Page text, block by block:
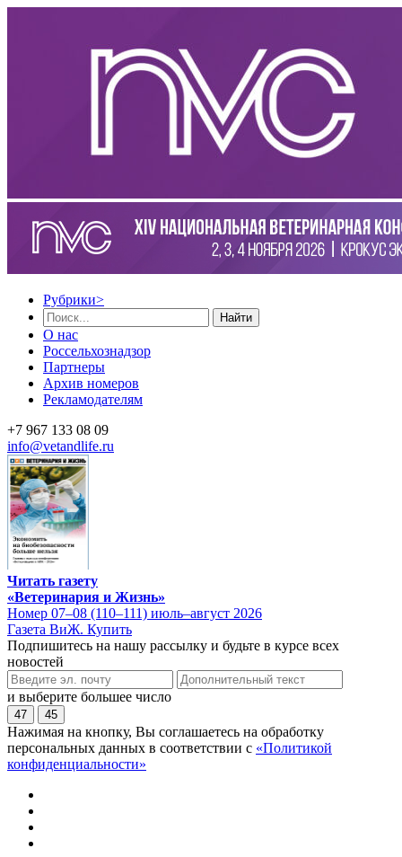
Рубрики>
Найти
О нас
Россельхознадзор
Партнеры
Архив номеров
Рекламодателям
+7 967 133 08 09
info@vetandlife.ru
Читать газету
«Ветеринария и Жизнь»
Номер 07–08 (110–111) июль–август 2026
Газета ВиЖ. Купить
Подпишитесь на нашу рассылку и будьте в курсе всех
новостей
и выберите большее число
47 45
Нажимая на кнопку, Вы соглашаетесь на обработку
персональных данных в соответствии с «Политикой
конфиденциальности»